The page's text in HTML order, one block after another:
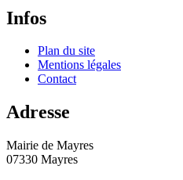
Infos
Plan du site
Mentions légales
Contact
Adresse
Mairie de Mayres
07330 Mayres